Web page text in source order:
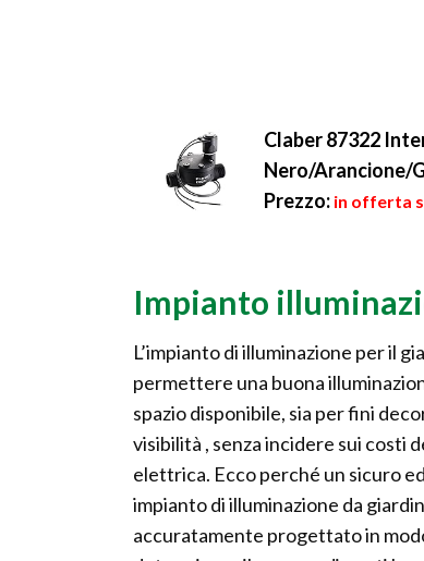
Claber 87322
Nero/Arancione/
Prezzo: in offerta
Impianto
L’impianto di illuminazione per il
permettere una buona
spazio disponibile, sia per fini
visibilità , senza incidere sui costi
elettrica. Ecco perché un sicuro
impianto di illuminazione da
accuratamente progettato in